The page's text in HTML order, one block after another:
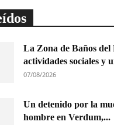
La Zona de Baños del
actividades sociales y
07/08/2026
Un detenido por la
hombre en Verdum,...